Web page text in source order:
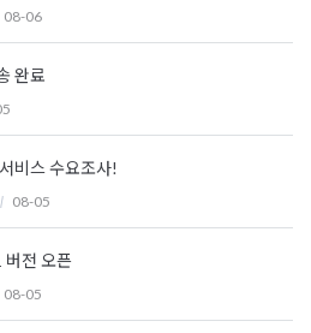
08-06
완료
비스 수요조사!
08-05
버전 오픈
08-05